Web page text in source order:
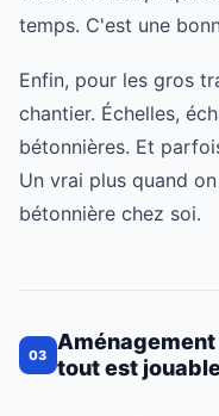
temps. C'est une
Enfin, pour les gros
chantier. Échelles,
bétonnières. Et
Un vrai plus quand
bétonnière chez soi.
03
tout est